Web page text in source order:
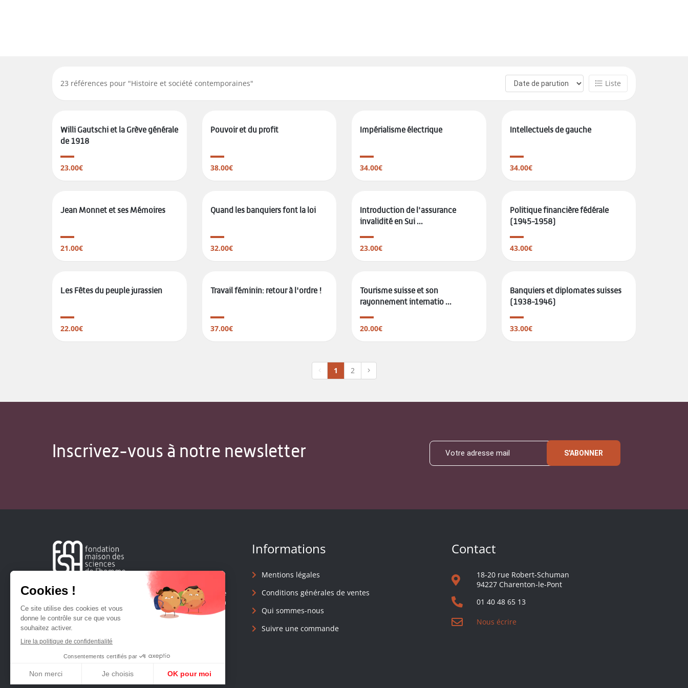
23 références pour "Histoire et société contemporaines" Liste
Willi Gautschi et la Grève générale
de 1918
23.00€
Pouvoir et du profit
38.00€
Impérialisme électrique
34.00€
Intellectuels de gauche
34.00€
Jean Monnet et ses Mémoires
21.00€
Quand les banquiers font la loi
32.00€
Introduction de l'assurance
invalidité en Sui ...
23.00€
Politique financière fédérale
(1945-1958)
43.00€
Les Fêtes du peuple jurassien
22.00€
Travail féminin: retour à l'ordre !
37.00€
Tourisme suisse et son
rayonnement internatio ...
20.00€
Banquiers et diplomates suisses
(1938-1946)
33.00€
1 2
Inscrivez-vous à notre newsletter S'ABONNER
Créée en 1963, la Fondation Maison Sciences de l'Homme
soutient la recherche et la diffusion des connaissances en
sciences humaines et sociales.
Informations
Mentions légales
Conditions générales de ventes
Qui sommes-nous
Suivre une commande
Contact
18-20 rue Robert-Schuman
94227 Charenton-le-Pont
01 40 48 65 13
Nous écrire